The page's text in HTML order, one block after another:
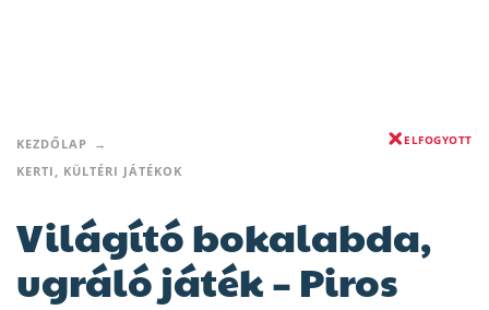
KEZDŐLAP
KERTI, KÜLTÉRI JÁTÉKOK
ELFOGYOTT
Világító bokalabda,
ugráló játék – Piros